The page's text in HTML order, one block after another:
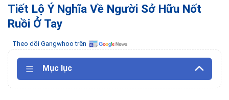
Tiết Lộ Ý Nghĩa Về Người Sở Hữu Nốt
Ruồi Ở Tay
Theo dõi Gangwhoo trên
Mục lục